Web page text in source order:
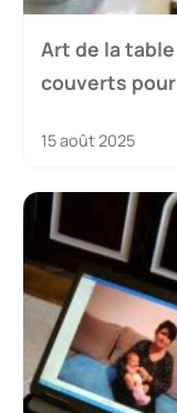
Art de la
couverts
15 août 2025